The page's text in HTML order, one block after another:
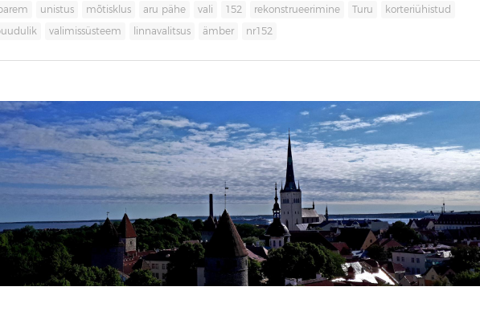
unistus mõtisklus aru pähe vali 152 rekonstrueerimine Turu korteriühistud
valimissüsteem linnavalitsus ämber nr152